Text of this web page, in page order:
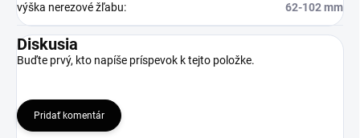
výška nerezové žľabu: 62-102 mm
Diskusia
Buďte prvý, kto napíše príspevok k tejto položke.
Pridať komentár